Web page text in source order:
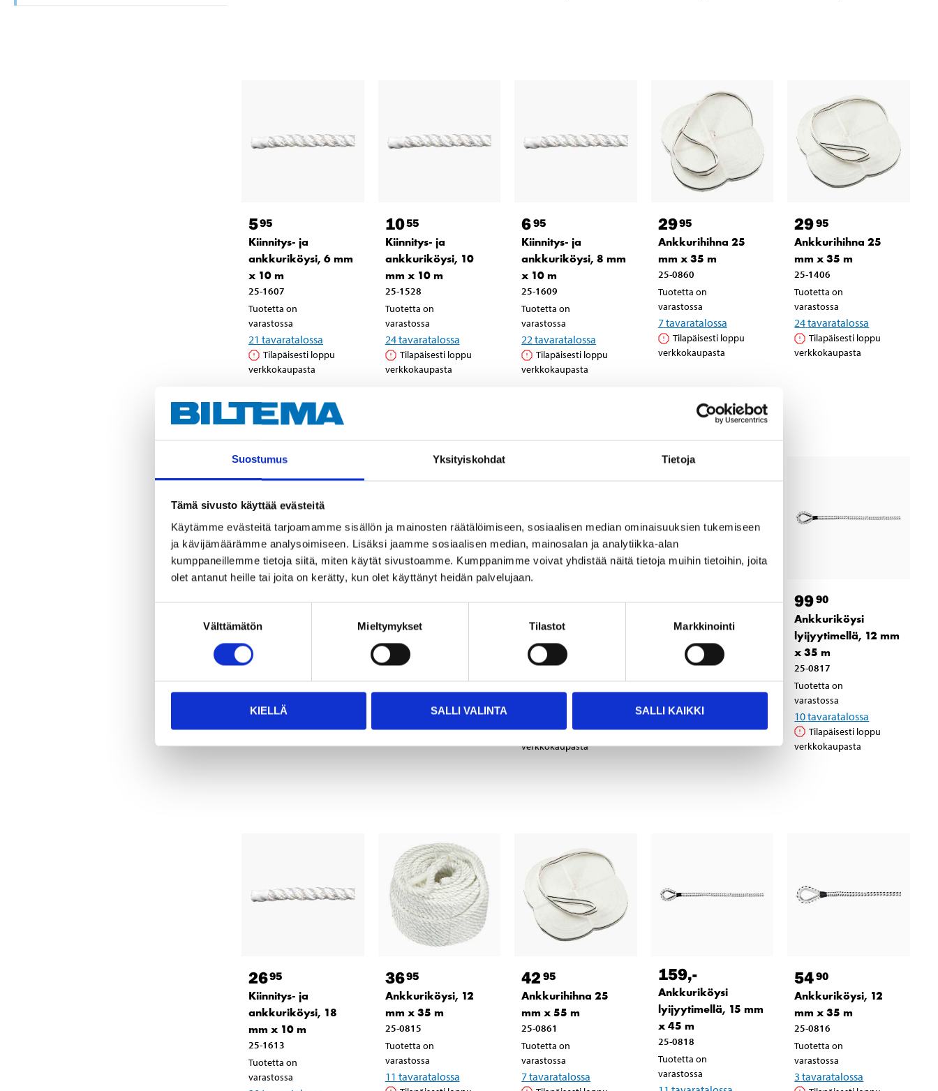
Suostumus Yksityiskohdat Tietoja
Tämä sivusto käyttää evästeitä
Käytämme evästeitä tarjoamamme sisällön ja mainosten räätälöimiseen, sosiaalisen median ominaisuuksien tukemiseen
ja kävijämäärämme analysoimiseen. Lisäksi jaamme sosiaalisen median, mainosalan ja analytiikka-alan
kumppaneillemme tietoja siitä, miten käytät sivustoamme. Kumppanimme voivat yhdistää näitä tietoja muihin tietoihin, joita
olet antanut heille tai joita on kerätty, kun olet käyttänyt heidän palvelujaan.
Välttämätön Mieltymykset Tilastot Markkinointi
KIELLÄ SALLI VALINTA SALLI KAIKKI
595
Kiinnitys- ja
ankkuriköysi, 6 mm
x 10 m
25-1607
Tuotetta on
varastossa
21 tavaratalossa
Tilapäisesti loppu
verkkokaupasta
1055
Kiinnitys- ja
ankkuriköysi, 10
mm x 10 m
25-1528
Tuotetta on
varastossa
24tavaratalossa
Tilapäisesti loppu
verkkokaupasta
695
Kiinnitys- ja
ankkuriköysi, 8 mm
x 10 m
25-1609
Tuotetta on
varastossa
22tavaratalossa
Tilapäisesti loppu
verkkokaupasta
2995
Ankkurihihna 25
mm x 35 m
25-0860
Tuotetta on
varastossa
7tavaratalossa
Tilapäisesti loppu
verkkokaupasta
2995
Ankkurihihna 25
mm x 35 m
25-1406
Tuotetta on
varastossa
24tavaratalossa
Tilapäisesti loppu
verkkokaupasta
4295
Ankkurihihna 25
25-1407
varastossa
Tilapäisesti loppu
verkkokaupasta
3695
Ankkuriköysi, 12
mm x 35 m
25-1589
Tuotetta on
varastossa
Tilapäisesti loppu
verkkokaupasta
8495
Kiinnitys- ja
mm x 50 m
25-1529
Tuotetta on
Tilapäisesti loppu
verkkokaupasta
5495
Ankkuriköysi 12 mm
25-0820
Tuotetta on
varastossa
Tilapäisesti loppu
verkkokaupasta
9990
Ankkuriköysi
lyijyytimellä, 12 mm
x 35 m
25-0817
Tuotetta on
varastossa
10tavaratalossa
Tilapäisesti loppu
verkkokaupasta
2695
Kiinnitys- ja
ankkuriköysi, 18
mm x 10 m
25-1613
Tuotetta on
varastossa
3695
Ankkuriköysi, 12
mm x 35 m
25-0815
Tuotetta on
varastossa
11 tavaratalossa
42 95
Ankkurihihna 25
mm x 55 m
25-0861
Tuotetta on
varastossa
7tavaratalossa
159,-
Ankkuriköysi
lyijyytimellä, 15 mm
x 45 m
25-0818
Tuotetta on
varastossa
5490
Ankkuriköysi, 12
mm x 35 m
25-0816
Tuotetta on
varastossa
3 tavaratalossa